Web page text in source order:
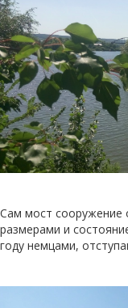
Сам мост сооружение
размерами и
году немцами,